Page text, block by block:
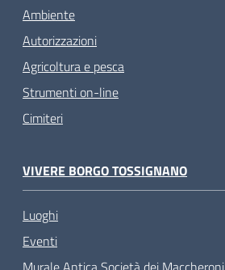
Ambiente
Autorizzazioni
Agricoltura e pesca
Strumenti on-line
Cimiteri
VIVERE BORGO TOSSIGNANO
Luoghi
Eventi